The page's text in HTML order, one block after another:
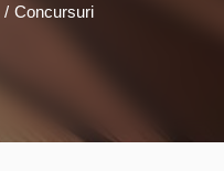
/ Concursuri